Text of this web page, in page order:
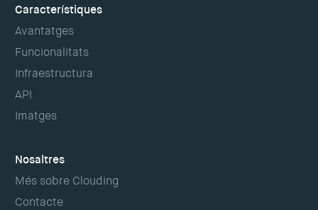
Característiques
Avantatges
Funcionalitats
Infraestructura
API
Imatges
Nosaltres
Més sobre Clouding
Contacte